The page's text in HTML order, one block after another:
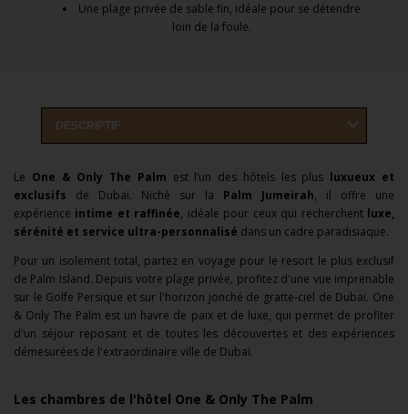
Une plage privée de sable fin, idéale pour se détendre
loin de la foule.
DESCRIPTIF
Le One & Only The Palm est l’un des hôtels les plus luxueux et
exclusifs de Dubaï. Niché sur la Palm Jumeirah, il offre une
expérience intime et raffinée, idéale pour ceux qui recherchent luxe,
sérénité et service ultra-personnalisé dans un cadre paradisiaque.
Pour un isolement total, partez en voyage pour le resort le plus exclusif
de Palm Island. Depuis votre plage privée, profitez d'une vue imprenable
sur le Golfe Persique et sur l'horizon jonché de gratte-ciel de Dubaï. One
& Only The Palm est un havre de paix et de luxe, qui permet de profiter
d'un séjour reposant et de toutes les découvertes et des expériences
démesurées de l'extraordinaire ville de Dubaï.
Les chambres de l'hôtel One & Only The Palm